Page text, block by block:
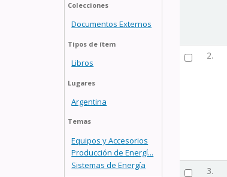
Colecciones
Documentos Externos
Tipos de ítem
Libros
Lugares
Argentina
Temas
Equipos y Accesorios
Producción de Energí...
Sistemas de Energía
2.
3.